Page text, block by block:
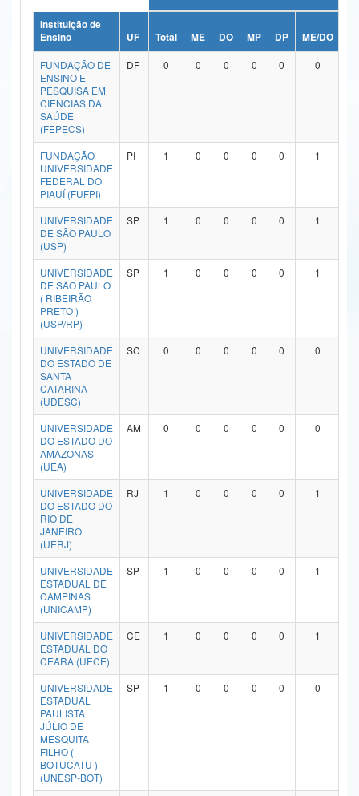
Ministério da Ciência, Tecnologia, Inovações e Comunicações
Ministério do Meio Ambiente
Ministério do Turismo
Ministério do Desenvolvimento Regional
Ministério da Mulher, da Família e dos Direitos Humanos
Secretaria de Governo
Gabinete de Segurança Institucional
Advocacia-Geral da União
Banco Central do Brasil
Instituição de
Ensino
UF Total ME DO MP DP ME/DO
FUNDAÇÃO DE
ENSINO E
PESQUISA EM
CIÊNCIAS DA
SAÚDE
(FEPECS)
DF 0 0 0 0 0 0
FUNDAÇÃO
UNIVERSIDADE
FEDERAL DO
PIAUÍ (FUFPI)
PI 1 0 0 0 0 1
UNIVERSIDADE
DE SÃO PAULO
(USP)
SP 1 0 0 0 0 1
UNIVERSIDADE
DE SÃO PAULO
( RIBEIRÃO
PRETO )
(USP/RP)
SP 1 0 0 0 0 1
UNIVERSIDADE
DO ESTADO DE
SANTA
CATARINA
(UDESC)
SC 0 0 0 0 0 0
UNIVERSIDADE
DO ESTADO DO
AMAZONAS
(UEA)
AM 0 0 0 0 0 0
UNIVERSIDADE
DO ESTADO DO
RIO DE
JANEIRO
(UERJ)
RJ 1 0 0 0 0 1
UNIVERSIDADE
ESTADUAL DE
CAMPINAS
(UNICAMP)
SP 1 0 0 0 0 1
UNIVERSIDADE
ESTADUAL DO
CEARÁ (UECE)
CE 1 0 0 0 0 1
UNIVERSIDADE
ESTADUAL
PAULISTA
JÚLIO DE
MESQUITA
FILHO (
BOTUCATU )
(UNESP-BOT)
SP 1 0 0 0 0 0